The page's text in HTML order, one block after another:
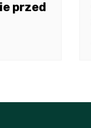
przed